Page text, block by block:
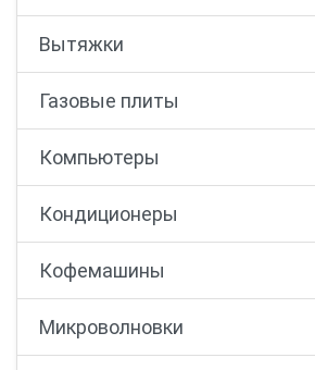
Вытяжки
Газовые плиты
Компьютеры
Кондиционеры
Кофемашины
Микроволновки